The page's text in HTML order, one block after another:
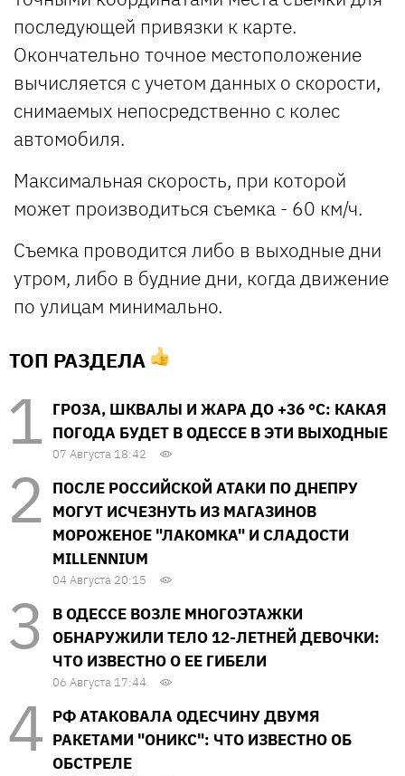
последующей привязки к карте.
Окончательно точное местоположение
вычисляется с учетом данных о скорости,
снимаемых непосредственно с колес
автомобиля.
Максимальная скорость, при которой
может производиться съемка - 60 км/ч.
Съемка проводится либо в выходные дни
утром, либо в будние дни, когда движение
по улицам минимально.
ТОП РАЗДЕЛА
ГРОЗА, ШКВАЛЫ И ЖАРА ДО +36 °С: КАКАЯ
ПОГОДА БУДЕТ В ОДЕССЕ В ЭТИ ВЫХОДНЫЕ
07 Августа 18:42
ПОСЛЕ РОССИЙСКОЙ АТАКИ ПО ДНЕПРУ
МОГУТ ИСЧЕЗНУТЬ ИЗ МАГАЗИНОВ
МОРОЖЕНОЕ "ЛАКОМКА" И СЛАДОСТИ
MILLENNIUM
04 Августа 20:15
В ОДЕССЕ ВОЗЛЕ МНОГОЭТАЖКИ
ОБНАРУЖИЛИ ТЕЛО 12-ЛЕТНЕЙ ДЕВОЧКИ:
ЧТО ИЗВЕСТНО О ЕЕ ГИБЕЛИ
06 Августа 17:44
РФ АТАКОВАЛА ОДЕСЧИНУ ДВУМЯ
РАКЕТАМИ "ОНИКС": ЧТО ИЗВЕСТНО ОБ
ОБСТРЕЛЕ